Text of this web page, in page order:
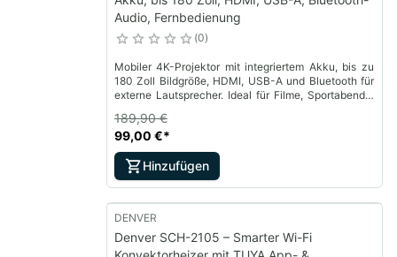
Audio, Fernbedienung
0
Mobiler 4K-Projektor mit integriertem Akku, bis zu
180 Zoll Bildgröße, HDMI, USB-A und Bluetooth für
externe Lautsprecher. Ideal für Filme, Sportabende,
99,00 €*
189,90 €
Hinzufügen
DENVER
Denver SCH-2105 – Smarter Wi-Fi